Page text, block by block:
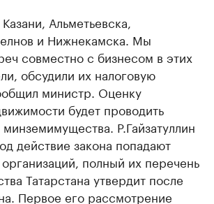
Альметьевска,
и Нижнекамска. Мы
совместно с бизнесом в этих
обсудили их налоговую
министр. Оценку
будет проводить
минземимущества. Р.Гайзатуллин
действие закона попадают
полный их перечень
Татарстана утвердит после
Первое его рассмотрение